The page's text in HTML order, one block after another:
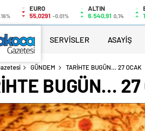
EURO
55,0291 -0.01%
ALTIN
6.540,91 0,74
SERVİSLER ASAYİŞ
GÜNDEM TARİHTE BUGÜN… 27 OCAK
BUGÜN… 27